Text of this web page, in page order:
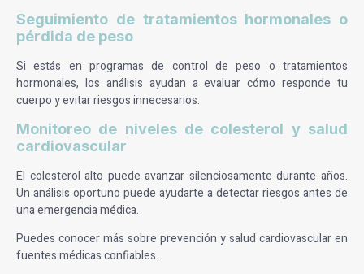
Seguimiento de tratamientos hormonales o
pérdida de peso
Si estás en programas de control de peso o tratamientos
hormonales, los análisis ayudan a evaluar cómo responde tu
cuerpo y evitar riesgos innecesarios.
Monitoreo de niveles de colesterol y salud
cardiovascular
El colesterol alto puede avanzar silenciosamente durante años.
Un análisis oportuno puede ayudarte a detectar riesgos antes de
una emergencia médica.
Puedes conocer más sobre prevención y salud cardiovascular en
fuentes médicas confiables.